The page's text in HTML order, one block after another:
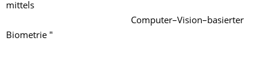
mittels
Computer–Vision–basierter
Biometrie "